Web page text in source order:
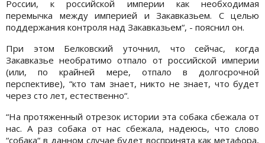
России, к российской империи как необходимая
перемычка между империей и Закавказьем. С целью
поддержания контроля над Закавказьем“, - пояснил он.
При этом Белковский уточнил, что сейчас, когда
Закавказье необратимо отпало от российской империи
(или, по крайней мере, отпало в долгосрочной
перспективе), “кто там знает, никто не знает, что будет
через сто лет, естественно“.
“На протяженный отрезок истории эта собака сбежала от
нас. А раз собака от нас сбежала, надеюсь, что слово
“собака“ в данном случае будет воспринята как метафора,